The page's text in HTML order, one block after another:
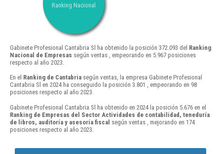
Ranking Nacional
Gabinete Profesional Cantabria Sl ha obtenido la posición 372.093 del Ranking
Nacional de Empresas según ventas , empeorando en 5.967 posiciones
respecto al año 2023.
En el Ranking de Cantabria según ventas, la empresa Gabinete Profesional
Cantabria Sl en 2024 ha conseguido la posición 3.801 , empeorando en 98
posiciones respecto al año 2023.
Gabinete Profesional Cantabria Sl ha obtenido en 2024 la posición 5.676 en el
Ranking de Empresas del Sector Actividades de contabilidad, teneduría
de libros, auditoría y asesoría fiscal según ventas , mejorando en 174
posiciones respecto al año 2023.